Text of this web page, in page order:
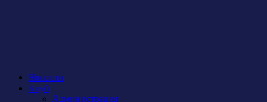
Новости
Клуб
Администрация